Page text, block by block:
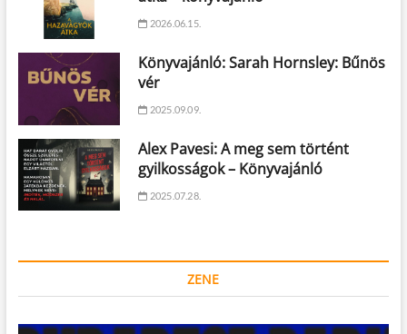
2026.06.15.
Könyvajánló: Sarah Hornsley: Bűnös
vér
2025.09.09.
Alex Pavesi: A meg sem történt
gyilkosságok – Könyvajánló
2025.07.28.
ZENE